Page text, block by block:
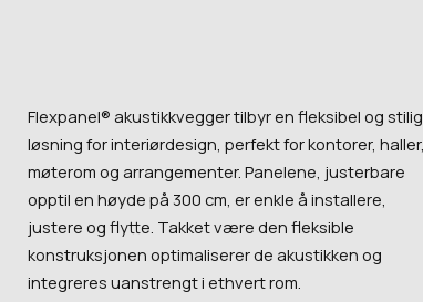
Flexpanel® akustikkvegger tilbyr en fleksibel og stilig
løsning for interiørdesign, perfekt for kontorer, haller,
møterom og arrangementer. Panelene, justerbare
opptil en høyde på 300 cm, er enkle å installere,
justere og flytte. Takket være den fleksible
konstruksjonen optimaliserer de akustikken og
integreres uanstrengt i ethvert rom.